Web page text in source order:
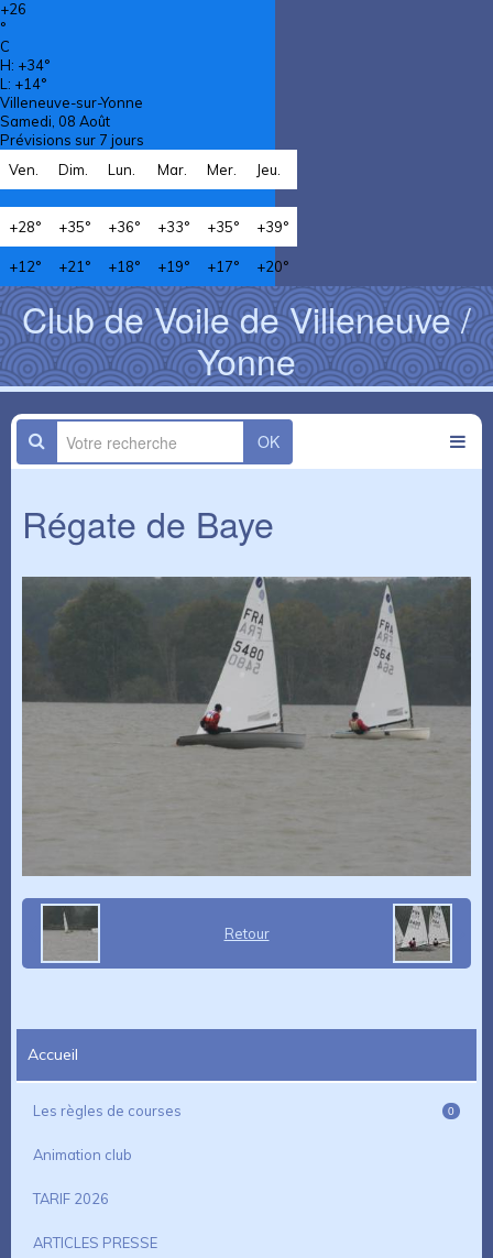
+26
°
C
H: +34°
L: +14°
Villeneuve-sur-Yonne
Samedi, 08 Août
Prévisions sur 7 jours
Ven.
Dim. Lun. Mar. Mer. Jeu.
+28° +35° +36° +33° +35° +39°
+12° +21° +18° +19° +17° +20°
Club de Voile de Villeneuve /
Yonne
OK
Régate de Baye
Retour
Accueil
Les règles de courses 0
Animation club
TARIF 2026
ARTICLES PRESSE